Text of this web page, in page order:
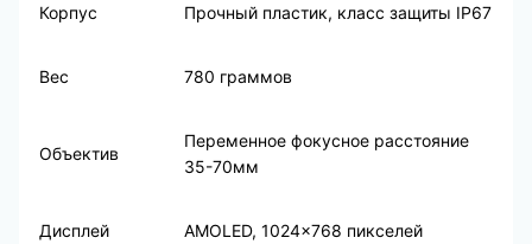
Корпус Прочный пластик, класс защиты IP67
Вес 780 граммов
Объектив
Переменное фокусное расстояние
35-70мм
Дисплей AMOLED, 1024×768 пикселей